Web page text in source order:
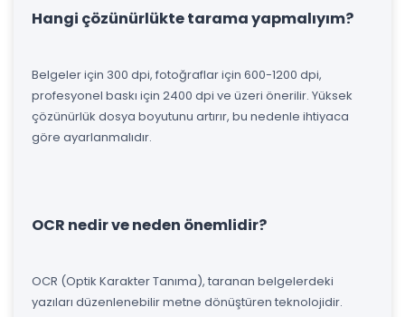
Hangi çözünürlükte tarama yapmalıyım?
Belgeler için 300 dpi, fotoğraflar için 600-1200 dpi,
profesyonel baskı için 2400 dpi ve üzeri önerilir. Yüksek
çözünürlük dosya boyutunu artırır, bu nedenle ihtiyaca
göre ayarlanmalıdır.
OCR nedir ve neden önemlidir?
OCR (Optik Karakter Tanıma), taranan belgelerdeki
yazıları düzenlenebilir metne dönüştüren teknolojidir.